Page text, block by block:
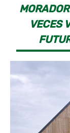
VECES